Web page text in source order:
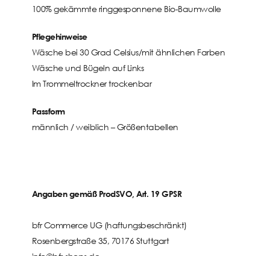
100% gekämmte ringgesponnene Bio-Baumwolle
Pflegehinweise
Wäsche bei 30 Grad Celsius/mit ähnlichen Farben
Wäsche und Bügeln auf Links
Im Trommeltrockner trockenbar
Passform
männlich / weiblich –Größentabellen
Angaben gemäß ProdSVO, Art. 19 GPSR
bfr Commerce UG (haftungsbeschränkt)
Rosenbergstraße 35, 70176 Stuttgart